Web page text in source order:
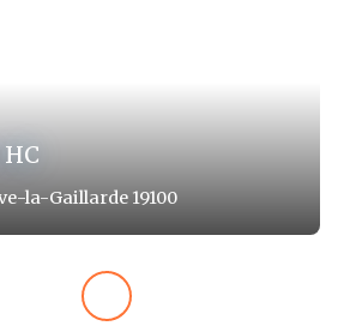
la-Gaillarde 19100